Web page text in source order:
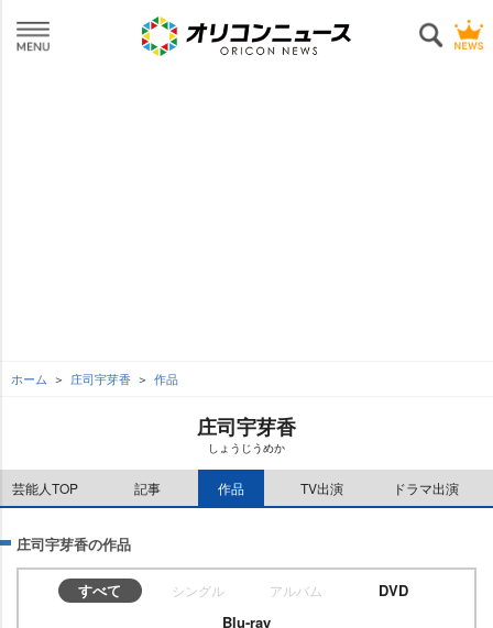
ホーム 庄司宇芽香 作品
庄司宇芽香
しょうじうめか
芸能人TOP 記事 作品 TV出演 ドラマ出演
庄司宇芽香の作品
すべて シングル アルバム
DVD
Blu-ray